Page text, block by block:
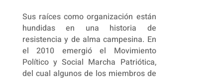
Sus raíces como organización están
hundidas en una historia de
resistencia y de alma campesina. En
el 2010 emergió el Movimiento
Político y Social Marcha Patriótica,
del cual algunos de los miembros de